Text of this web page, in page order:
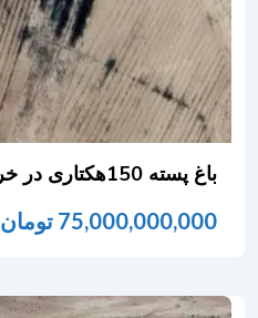
باغ پسته 150هکتاری در خراسان شمالی
75,000,000,000 تومان